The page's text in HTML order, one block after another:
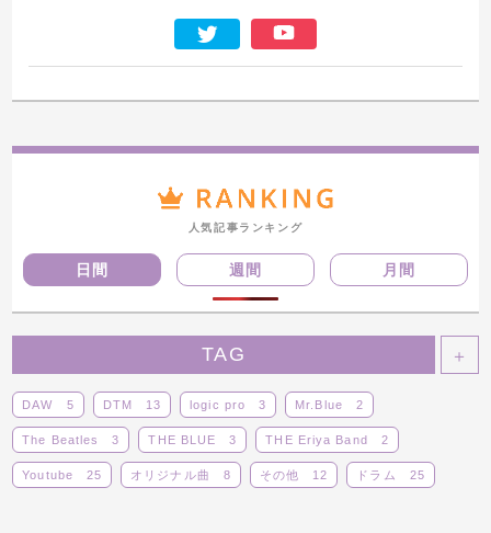
人気記事ランキング
日間 週間 月間
TAG ＋
DAW 5 DTM 13 logic pro 3 Mr.Blue 2
The Beatles 3 THE BLUE 3 THE Eriya Band 2
Youtube 25 オリジナル曲 8 その他 12 ドラム 25